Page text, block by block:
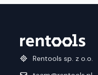
Rentools sp. z o.o.